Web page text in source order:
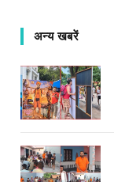
अन्य खबरें